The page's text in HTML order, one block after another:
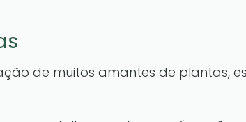
de muitos amantes de plantas,